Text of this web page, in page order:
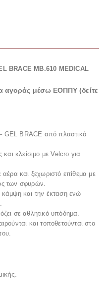
BRACE MB.610 MEDICAL
αγοράς μέσω ΕΟΠΠΥ (δείτε
GEL BRACE από πλαστικό
και κλείσιμο με Velcro για
αέρα και ξεχωριστό επίθεμα με
των σφυρών.
κάμψη και την έκταση ενώ
σε αθλητικό υπόδημα.
και τοποθετούνται στο